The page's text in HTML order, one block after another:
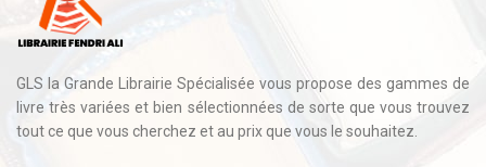
GLS la Grande Librairie Spécialisée vous propose des gammes de
livre très variées et bien sélectionnées de sorte que vous trouvez
tout ce que vous cherchez et au prix que vous le souhaitez.